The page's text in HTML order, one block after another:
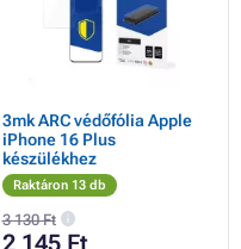
3mk ARC védőfólia Apple
iPhone 16 Plus
készülékhez
Raktáron 13 db
3 130 Ft
2 145 Ft